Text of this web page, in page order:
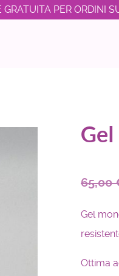
GRATUITA PER ORDINI
65,00
Gel
Ottima